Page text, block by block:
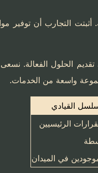
التجارب أن توفير
الحلول الفعالة.
واسعة من الخدمات.
القيادي
الرئيسيين
في الميدان